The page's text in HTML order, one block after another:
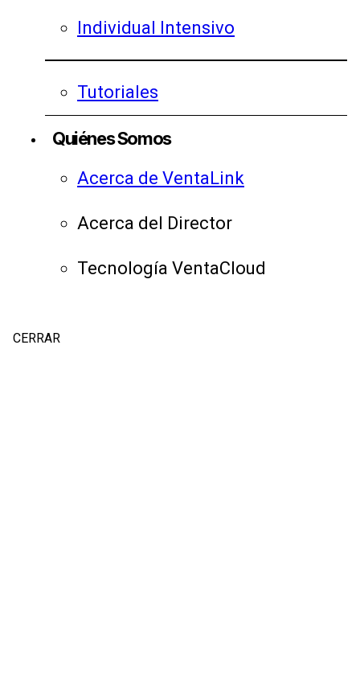
Individual Intensivo
Tutoriales
Quiénes Somos
Acerca de VentaLink
Acerca del Director
Tecnología VentaCloud
CERRAR